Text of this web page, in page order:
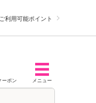
ご利用可能ポイント
ーポン メニュー